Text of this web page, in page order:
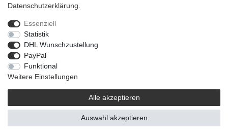
Daten­schutz­erklärung
Essenziell
Statistik
DHL Wunschzustellung
PayPal
Funktional
Weitere Einstellungen
Alle akzeptieren
Auswahl akzeptieren